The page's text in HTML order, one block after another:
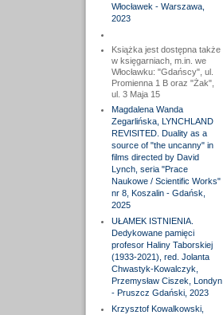
Włocławek - Warszawa,
2023
Książka jest dostępna także
w księgarniach, m.in. we
Włocławku: "Gdańscy", ul.
Promienna 1 B oraz "Żak",
ul. 3 Maja 15
Magdalena Wanda
Zegarlińska, LYNCHLAND
REVISITED. Duality as a
source of "the uncanny" in
films directed by David
Lynch, seria "Prace
Naukowe / Scientific Works"
nr 8, Koszalin - Gdańsk,
2025
UŁAMEK ISTNIENIA.
Dedykowane pamięci
profesor Haliny Taborskiej
(1933-2021), red. Jolanta
Chwastyk-Kowalczyk,
Przemysław Ciszek, Londyn
- Pruszcz Gdański, 2023
Krzysztof Kowalkowski,